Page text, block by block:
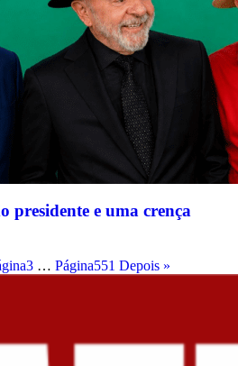
presidente e uma crença
3 … Página551 Depois »